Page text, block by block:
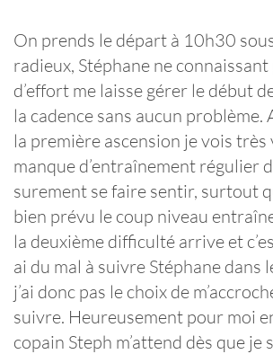
On prends le départ à 10h30
radieux, Stéphane ne
d’effort me laisse gérer le début
la cadence sans aucun problème.
la première ascension je vois très
manque d’entraînement régulier
surement se faire sentir, surtout
bien prévu le coup niveau
la deuxième difficulté arrive et
ai du mal à suivre Stéphane dans
j’ai donc pas le choix de
suivre. Heureusement pour moi
copain Steph m’attend dès que je